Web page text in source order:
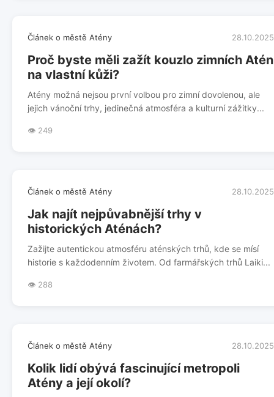
Článek o městě Atény 28.10.2025
Proč byste měli zažít kouzlo zimních Atén
na vlastní kůži?
Atény možná nejsou první volbou pro zimní dovolenou, ale
jejich vánoční trhy, jedinečná atmosféra a kulturní zážitky...
👁️ 249
Článek o městě Atény 28.10.2025
Jak najít nejpůvabnější trhy v
historických Aténách?
Zažijte autentickou atmosféru aténských trhů, kde se mísí
historie s každodenním životem. Od farmářských trhů Laiki...
👁️ 288
Článek o městě Atény 28.10.2025
Kolik lidí obývá fascinující metropoli
Atény a její okolí?